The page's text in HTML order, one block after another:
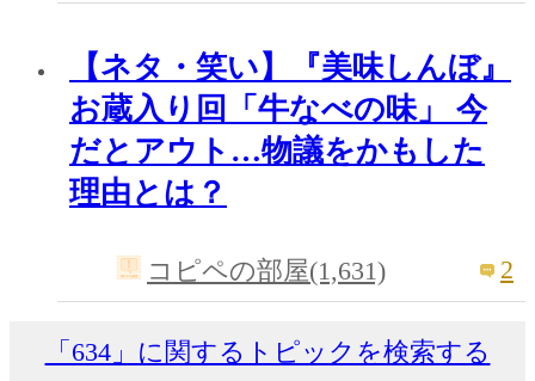
【ネタ・笑い】『美味しんぼ』
お蔵入り回「牛なべの味」 今
だとアウト…物議をかもした
理由とは？
コピペの部屋(1,631) 2
「634」に関するトピックを検索する